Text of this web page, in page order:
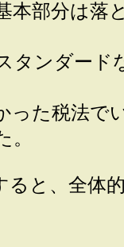
部分は落
ンダード
た税法で
と、全体